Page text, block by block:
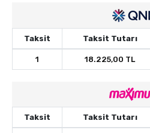
Taksit Taksit Tutarı
1 18.225,00 TL
Taksit Taksit Tutarı